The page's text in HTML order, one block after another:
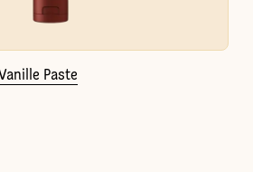
Paste